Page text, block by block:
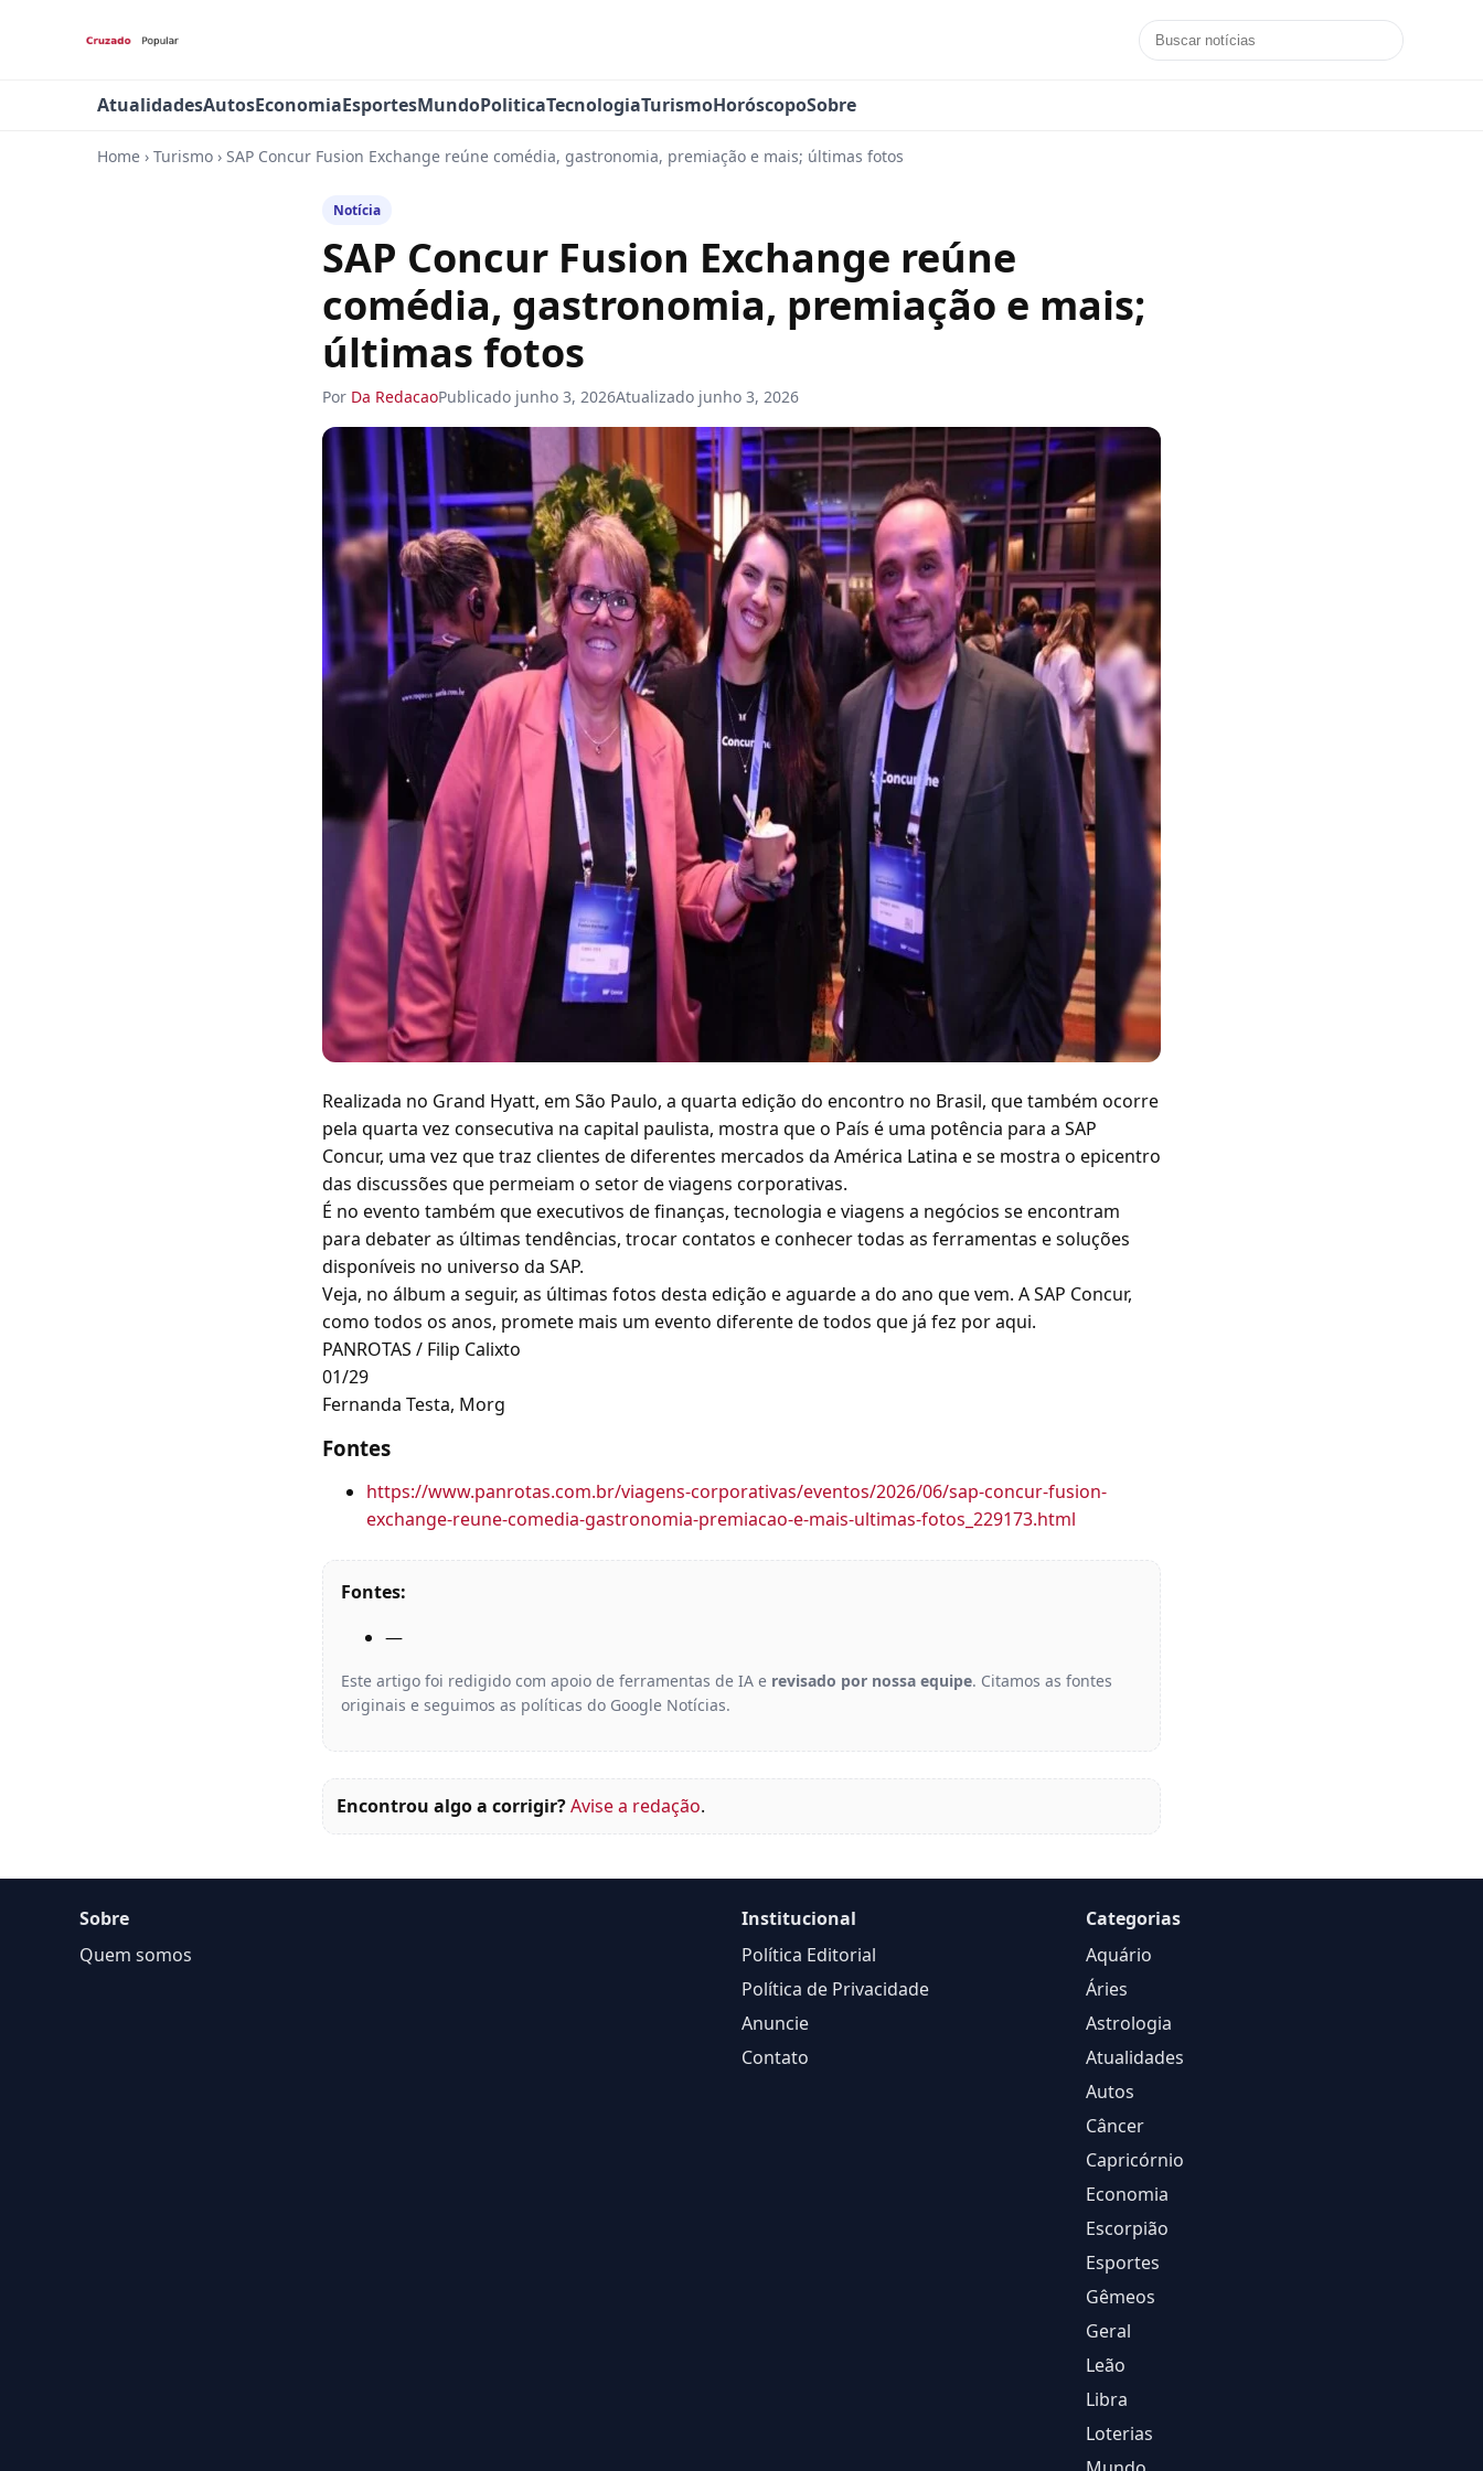
AtualidadesAutosEconomiaEsportesMundoPoliticaTecnologiaTurismoHoróscopoSobre
Home › Turismo › SAP Concur Fusion Exchange reúne comédia, gastronomia, premiação e mais; últimas fotos
Notícia
SAP Concur Fusion Exchange reúne
comédia, gastronomia, premiação e mais;
últimas fotos
Por Da RedacaoPublicado junho 3, 2026Atualizado junho 3, 2026
Realizada no Grand Hyatt, em São Paulo, a quarta edição do encontro no Brasil, que também ocorre
pela quarta vez consecutiva na capital paulista, mostra que o País é uma potência para a SAP
Concur, uma vez que traz clientes de diferentes mercados da América Latina e se mostra o epicentro
das discussões que permeiam o setor de viagens corporativas.
É no evento também que executivos de finanças, tecnologia e viagens a negócios se encontram
para debater as últimas tendências, trocar contatos e conhecer todas as ferramentas e soluções
disponíveis no universo da SAP.
Veja, no álbum a seguir, as últimas fotos desta edição e aguarde a do ano que vem. A SAP Concur,
como todos os anos, promete mais um evento diferente de todos que já fez por aqui.
PANROTAS / Filip Calixto
01/29
Fernanda Testa, Morg
Fontes
https://www.panrotas.com.br/viagens-corporativas/eventos/2026/06/sap-concur-fusion-
exchange-reune-comedia-gastronomia-premiacao-e-mais-ultimas-fotos_229173.html
Fontes:
—
Este artigo foi redigido com apoio de ferramentas de IA e revisado por nossa equipe. Citamos as fontes
originais e seguimos as políticas do Google Notícias.
Encontrou algo a corrigir?Avise a redação.
Sobre
Quem somos
Institucional
Política Editorial
Política de Privacidade
Anuncie
Contato
Categorias
Aquário
Áries
Astrologia
Atualidades
Autos
Câncer
Capricórnio
Economia
Escorpião
Esportes
Gêmeos
Geral
Leão
Libra
Loterias